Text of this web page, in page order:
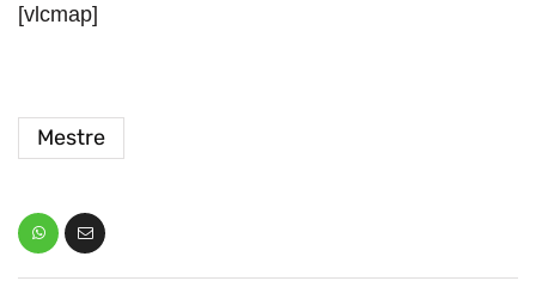
[vlcmap]
Mestre